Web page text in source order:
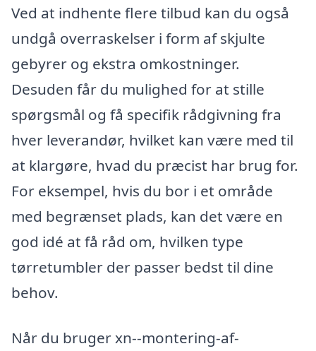
Ved at indhente flere tilbud kan du også
undgå overraskelser i form af skjulte
gebyrer og ekstra omkostninger.
Desuden får du mulighed for at stille
spørgsmål og få specifik rådgivning fra
hver leverandør, hvilket kan være med til
at klargøre, hvad du præcist har brug for.
For eksempel, hvis du bor i et område
med begrænset plads, kan det være en
god idé at få råd om, hvilken type
tørretumbler der passer bedst til dine
behov.
Når du bruger xn--montering-af-